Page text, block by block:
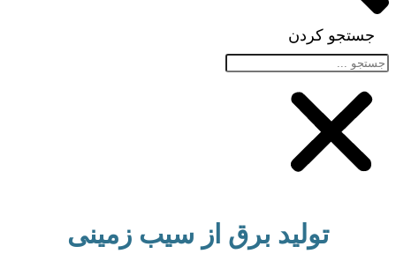
جستجو کردن
تولید برق از سیب زمینی